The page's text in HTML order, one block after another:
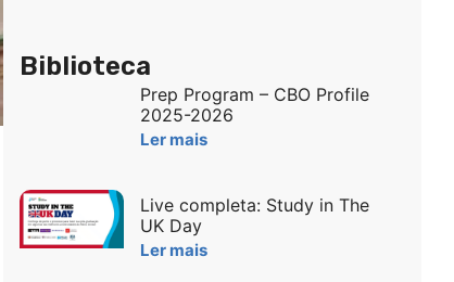
Biblioteca
Prep Program – CBO Profile
2025-2026
Ler mais
Live completa: Study in The
UK Day
Ler mais